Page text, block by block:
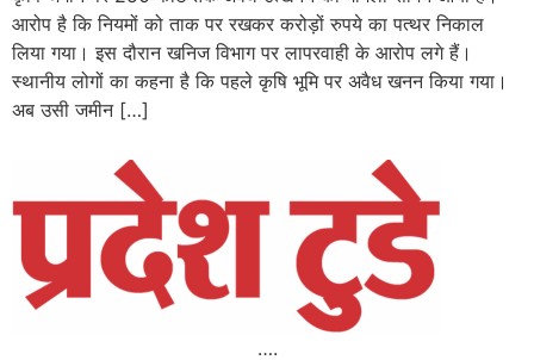
आरोप है कि नियमों को ताक पर रखकर करोड़ों रुपये का पत्थर निकाल
लिया गया। इस दौरान खनिज विभाग पर लापरवाही के आरोप लगे हैं।
स्थानीय लोगों का कहना है कि पहले कृषि भूमि पर अवैध खनन किया गया।
अब उसी जमीन […]
….